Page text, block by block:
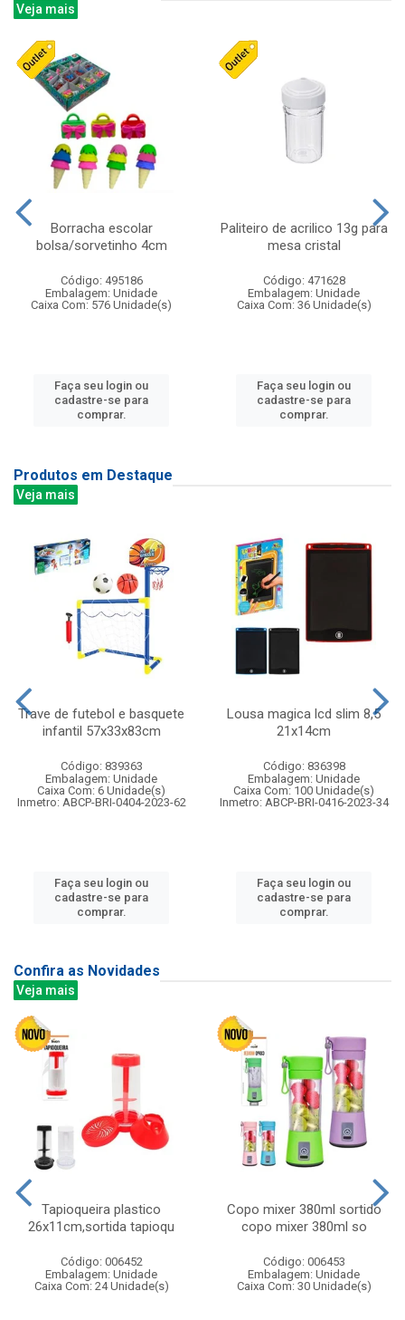
Veja mais
Borracha escolar
bolsa/sorvetinho 4cm
Código: 495186
Embalagem: Unidade
Caixa Com: 576 Unidade(s)
Faça seu login ou
cadastre-se para
comprar.
Paliteiro de acrilico 13g para
mesa cristal
Código: 471628
Embalagem: Unidade
Caixa Com: 36 Unidade(s)
Faça seu login ou
cadastre-se para
comprar.
Produtos em Destaque
Veja mais
Trave de futebol e basquete
infantil 57x33x83cm
Código: 839363
Embalagem: Unidade
Caixa Com: 6 Unidade(s)
Inmetro: ABCP-BRI-0404-2023-62
Faça seu login ou
cadastre-se para
comprar.
Lousa magica lcd slim 8,5
21x14cm
Código: 836398
Embalagem: Unidade
Caixa Com: 100 Unidade(s)
Inmetro: ABCP-BRI-0416-2023-34
Faça seu login ou
cadastre-se para
comprar.
Confira as Novidades
Veja mais
Tapioqueira plastico
26x11cm,sortida tapioqu
Código: 006452
Embalagem: Unidade
Caixa Com: 24 Unidade(s)
Copo mixer 380ml sortido
copo mixer 380ml so
Código: 006453
Embalagem: Unidade
Caixa Com: 30 Unidade(s)